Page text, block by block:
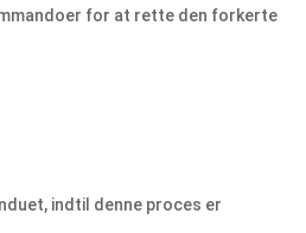
for at rette den forkerte
indtil denne proces er